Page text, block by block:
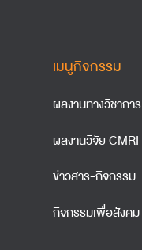
เมนูกิจกรรม
ผลงานทางวิชาการ
ผลงานวิจัย CMRI
ข่าวสาร-กิจกรรม
กิจกรรมเพื่อสังคม